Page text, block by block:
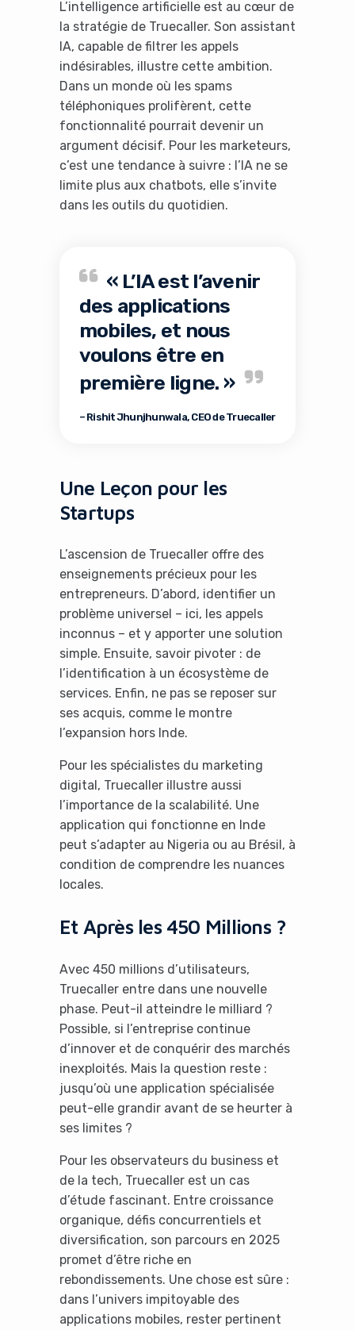
L’intelligence artificielle est au cœur de
la stratégie de Truecaller. Son assistant
IA, capable de filtrer les appels
indésirables, illustre cette ambition.
Dans un monde où les spams
téléphoniques prolifèrent, cette
fonctionnalité pourrait devenir un
argument décisif. Pour les marketeurs,
c’est une tendance à suivre : l’IA ne se
limite plus aux chatbots, elle s’invite
dans les outils du quotidien.
« L’IA est l’avenir
des applications
mobiles, et nous
voulons être en
première ligne. »
– Rishit Jhunjhunwala, CEO de Truecaller
Une Leçon pour les
Startups
L’ascension de Truecaller offre des
enseignements précieux pour les
entrepreneurs. D’abord, identifier un
problème universel – ici, les appels
inconnus – et y apporter une solution
simple. Ensuite, savoir pivoter : de
l’identification à un écosystème de
services. Enfin, ne pas se reposer sur
ses acquis, comme le montre
l’expansion hors Inde.
Pour les spécialistes du marketing
digital, Truecaller illustre aussi
l’importance de la scalabilité. Une
application qui fonctionne en Inde
peut s’adapter au Nigeria ou au Brésil, à
condition de comprendre les nuances
locales.
Et Après les 450 Millions ?
Avec 450 millions d’utilisateurs,
Truecaller entre dans une nouvelle
phase. Peut-il atteindre le milliard ?
Possible, si l’entreprise continue
d’innover et de conquérir des marchés
inexploités. Mais la question reste :
jusqu’où une application spécialisée
peut-elle grandir avant de se heurter à
ses limites ?
Pour les observateurs du business et
de la tech, Truecaller est un cas
d’étude fascinant. Entre croissance
organique, défis concurrentiels et
diversification, son parcours en 2025
promet d’être riche en
rebondissements. Une chose est sûre :
dans l’univers impitoyable des
applications mobiles, rester pertinent
It looks like you're
using an ad-blocker!
No Thanks